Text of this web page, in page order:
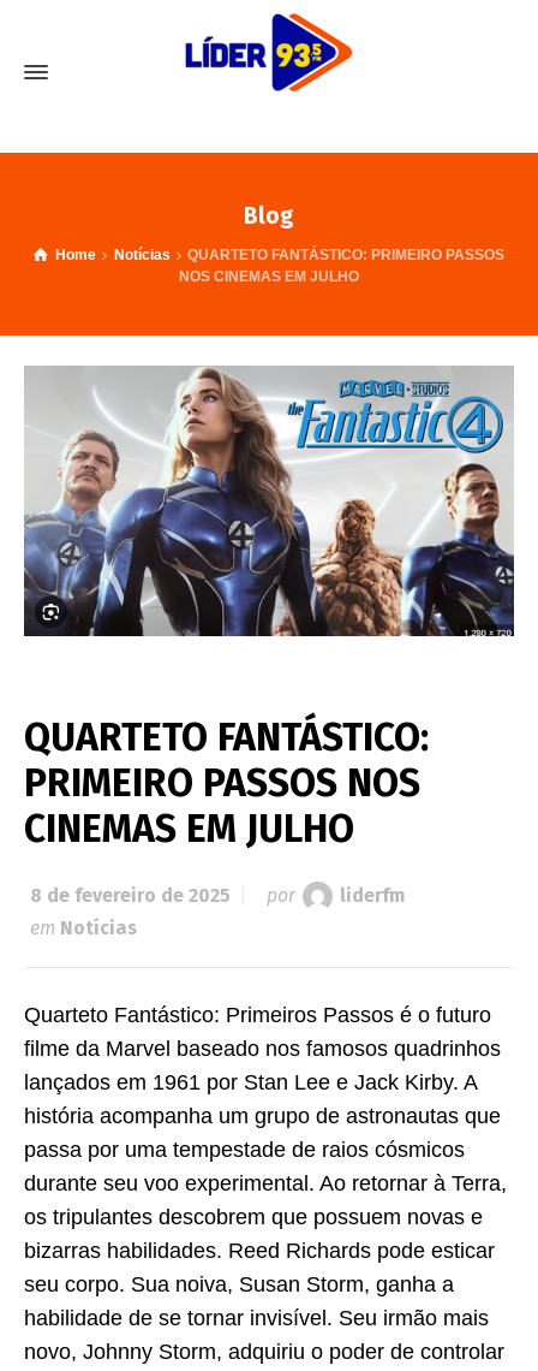
Blog
Home Notícias
QUARTETO FANTÁSTICO: PRIMEIRO PASSOS
NOS CINEMAS EM JULHO
QUARTETO FANTÁSTICO:
PRIMEIRO PASSOS NOS
CINEMAS EM JULHO
8 de fevereiro de 2025 por
liderfm
em Notícias
Quarteto Fantástico: Primeiros Passos é o futuro
filme da Marvel baseado nos famosos quadrinhos
lançados em 1961 por Stan Lee e Jack Kirby. A
história acompanha um grupo de astronautas que
passa por uma tempestade de raios cósmicos
durante seu voo experimental. Ao retornar à Terra,
os tripulantes descobrem que possuem novas e
bizarras habilidades. Reed Richards pode esticar
seu corpo. Sua noiva, Susan Storm, ganha a
habilidade de se tornar invisível. Seu irmão mais
novo, Johnny Storm, adquiriu o poder de controlar